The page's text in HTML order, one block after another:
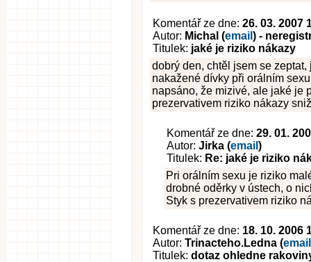
Komentář ze dne: 26. 03. 2007
Autor: Michal (email ) -
Titulek: jaké je riziko nákazy
dobrý den, chtěl jsem se
nakažené dívky při orálním
napsáno, že mizivé, ale jaké je
prezervativem riziko nákazy
Komentář ze dne: 29. 01.
Autor: Jirka (email )
Titulek: Re: jaké je riziko
Pri orálním sexu je riziko
drobné oděrky v ústech, o
Styk s prezervativem riziko
Komentář ze dne: 18. 10. 2006
Autor: Trinacteho.Ledna (email
Titulek: dotaz ohledne